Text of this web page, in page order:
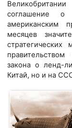
соглашение
американским
месяцев
стратегических
закона о ленд-
Китай, но и на